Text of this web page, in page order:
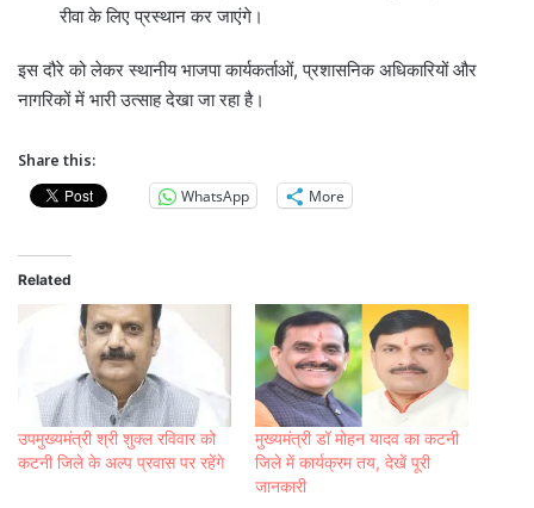
रीवा के लिए प्रस्थान कर जाएंगे।
इस दौरे को लेकर स्थानीय भाजपा कार्यकर्ताओं, प्रशासनिक अधिकारियों और
नागरिकों में भारी उत्साह देखा जा रहा है।
Share this:
WhatsApp
More
Related
उपमुख्यमंत्री श्री शुक्ल रविवार को
कटनी जिले के अल्प प्रवास पर रहेंगे
मुख्यमंत्री डॉ मोहन यादव का कटनी
जिले में कार्यक्रम तय, देखें पूरी
जानकारी